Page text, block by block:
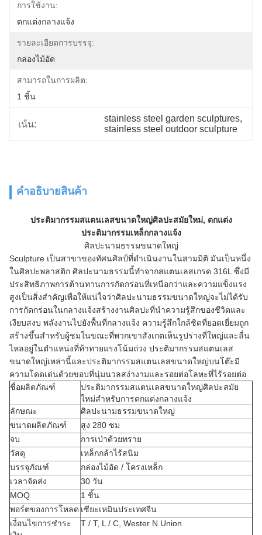
การใช้งาน:
ตกแต่งกลางแจ้ง
รายละเอียดการบรรจุ:
กล่องไม้อัด
สามารถในการผลิต:
1 ชิ้น
เน้น:
stainless steel garden sculptures
stainless steel outdoor sculpture
คําอธิบายสินค้า
ประติมากรรมสแตนเลสขนาดใหญ่ศิลปะสมัยใหม่, ตกแต่ง
ประติมากรรมเหล็กกลางแจ้ง
ศิลปะนามธรรมขนาดใหญ่
Sculpture เป็นสาขาของทัศนศิลป์ที่ดำเนินงานในสามมิติ มันเป็นหนึ่ง
ในศิลปะพลาสติก ศิลปะนามธรรมนี้ทำจากสแตนเลสเกรด 316L ซึ่งมี
ประสิทธิภาพการต้านทานการกัดกร่อนที่เหนือกว่าและความแข็งแรง
สูงเป็นสิ่งสำคัญเพื่อให้แน่ใจว่าศิลปะนามธรรมขนาดใหญ่จะไม่ได้รับ
การกัดกร่อนในกลางแจ้งสร้างงานศิลปะที่นำความรู้สึกของชีวิตและ
เงียบสงบ พลังงานไปยังพื้นที่กลางแจ้ง ความรู้สึกใกล้ชิดที่ยอดเยี่ยมถูก
สร้างขึ้นสำหรับผู้ชมในขณะที่พวกเขาสังเกตเห็นรูปร่างที่ใหญ่และลื่น
ไหลอยู่ในตำแหน่งที่ท้าทายแรงโน้มถ่วง ประติมากรรมสแตนเลส
ขนาดใหญ่เหล่านี้และประติมากรรมสแตนเลสขนาดใหญ่บนโต๊ะมี
ความโดดเด่นด้วยขอบที่นุ่มนวลสง่างามและรอยต่อโลหะที่ไร้รอยต่อ
ชื่อผลิตภัณฑ์
ประติมากรรมสแตนเลสขนาดใหญ่ศิลปะสมัย
ใหม่สำหรับการตกแต่งกลางแจ้ง
ลักษณะ
ศิลปะนามธรรมขนาดใหญ่
ขนาดผลิตภัณฑ์
สูง 280 ซม
จบ
การเป่าด้วยทราย
วัสดุ
เหล็กกล้าไร้สนิม
บรรจุภัณฑ์
กล่องไม้อัด / โครงเหล็ก
เวลาจัดส่ง
30 วัน
MOQ
1 ชิ้น
พอร์ตของการโหลด เซียะเหมินประเทศจีน
เงื่อนไขการชำระ
T / T, L / C, Wester N Union